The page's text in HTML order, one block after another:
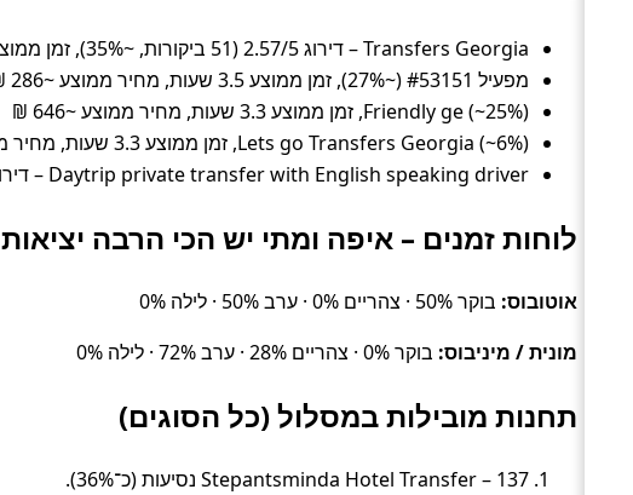
Transfers Georgia – דירוג 2.57/5 (51 ביקורות, ~35%), זמן ממוצע 3 שעות, מחיר ממוצע ~306 ₪
מפעיל #53151 (~27%), זמן ממוצע 3.5 שעות, מחיר ממוצע ~286 ₪
Friendly ge (~25%), זמן ממוצע 3.3 שעות, מחיר ממוצע ~646 ₪
Lets go Transfers Georgia (~6%), זמן ממוצע 3.3 שעות, מחיר ממוצע ~437 ₪
Daytrip private transfer with English speaking driver – דירוג 4.8/5 (3,240 ביקורות, ~5%), זמן ממוצע 2.8 שעות, מחיר ממוצע ~342 ₪
לוחות זמנים – איפה ומתי יש הכי הרבה יציאות
אוטובוס: בוקר 50% · צהריים 0% · ערב 50% · לילה 0%
מונית / מיניבוס: בוקר 0% · צהריים 28% · ערב 72% · לילה 0%
תחנות מובילות במסלול (כל הסוגים)
Stepantsminda Hotel Transfer – 137 נסיעות (כ־36%).